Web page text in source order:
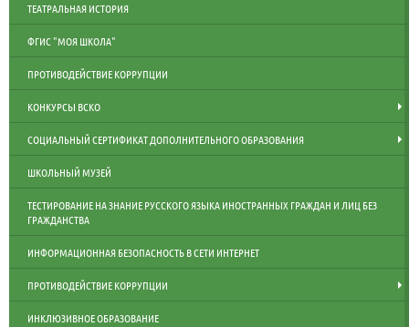
ТЕАТРАЛЬНАЯ ИСТОРИЯ
ФГИС "МОЯ ШКОЛА"
ПРОТИВОДЕЙСТВИЕ КОРРУПЦИИ
КОНКУРСЫ ВСКО
СОЦИАЛЬНЫЙ СЕРТИФИКАТ ДОПОЛНИТЕЛЬНОГО ОБРАЗОВАНИЯ
ШКОЛЬНЫЙ МУЗЕЙ
ТЕСТИРОВАНИЕ НА ЗНАНИЕ РУССКОГО ЯЗЫКА ИНОСТРАННЫХ ГРАЖДАН И ЛИЦ БЕЗ
ГРАЖДАНСТВА
ИНФОРМАЦИОННАЯ БЕЗОПАСНОСТЬ В СЕТИ ИНТЕРНЕТ
ПРОТИВОДЕЙСТВИЕ КОРРУПЦИИ
ИНКЛЮЗИВНОЕ ОБРАЗОВАНИЕ